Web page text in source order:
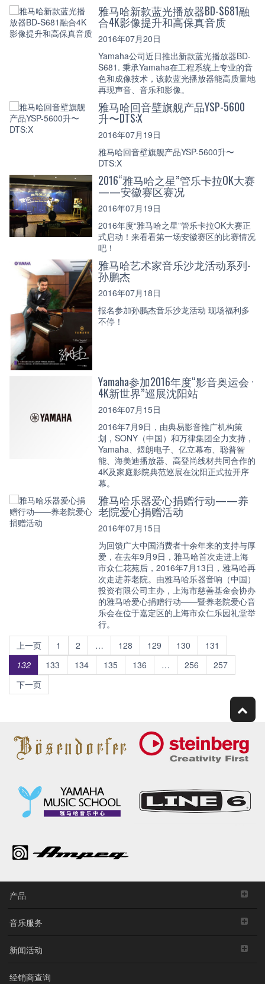
雅马哈新款蓝光播放器BD-S681融
合4K影像提升和高保真音质
2016年07月20日
Yamaha公司近日推出新款蓝光播放器BD-
S681. 秉承Yamaha在工程系统上专业的音
色和成像技术，该款蓝光播放器能高质量地
再现声音、音乐和影像。
雅马哈回音壁旗舰产品YSP-5600
升〜DTS:X
2016年07月19日
雅马哈回音壁旗舰产品YSP-5600升〜
DTS:X
2016“雅马哈之星”管乐卡拉OK大赛
——安徽赛区赛况
2016年07月19日
2016年度“雅马哈之星”管乐卡拉OK大赛正
式启动！来看看第一场安徽赛区的比赛情况
吧！
雅马哈艺术家音乐沙龙活动系列-
孙鹏杰
2016年07月18日
报名参加孙鹏杰音乐沙龙活动 现场福利多
不停！
Yamaha参加2016年度“影音奥运会 ·
4K新世界”巡展沈阳站
2016年07月15日
2016年7月9日，由典易影音推广机构策
划，SONY（中国）和万律集团全力支持，
Yamaha、煜朗电子、亿立幕布、聪普智
能、海美迪播放器、高登尚线材共同合作的
4K及家庭影院典范巡展在沈阳正式拉开序
幕。
雅马哈乐器爱心捐赠行动——养
老院爱心捐赠活动
2016年07月15日
为回馈广大中国消费者十余年来的支持与厚
爱，在去年9月9日，雅马哈首次走进上海
市众仁花苑后，2016年7月13日，雅马哈再
次走进养老院。由雅马哈乐器音响（中国）
投资有限公司主办，上海市慈善基金会协办
的雅马哈爱心捐赠行动——暨养老院爱心音
乐会在位于嘉定区的上海市众仁乐园礼堂举
行。
上一页
1 2 … 128 129 130
131
132
133 134 135 136 … 256
257
下一页
产品
音乐服务
新闻活动
经销商查询